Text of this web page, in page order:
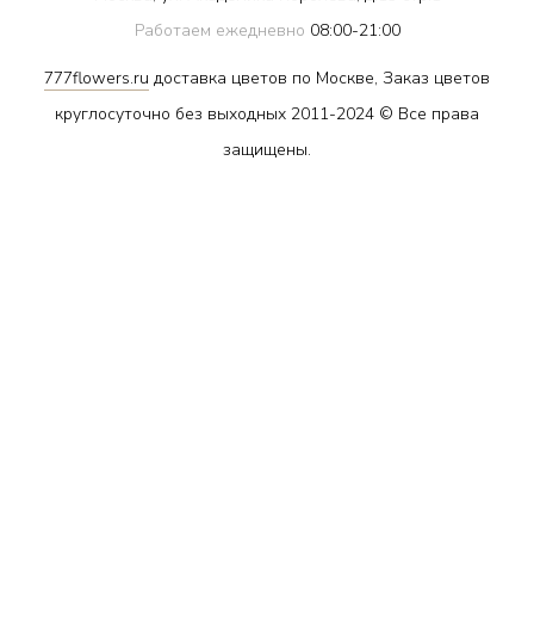
Работаем ежедневно 08:00-21:00
777flowers.ru доставка цветов по Москве, Заказ цветов
круглосуточно без выходных 2011-2024 © Все права
защищены.